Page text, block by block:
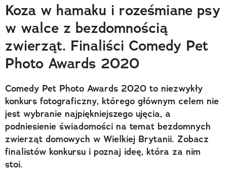
Trendbook Podróżniczy
Polecane
Koza w hamaku i roześmiane psy
w walce z bezdomnością
zwierząt. Finaliści Comedy Pet
Photo Awards 2020
Comedy Pet Photo Awards 2020 to niezwykły
konkurs fotograficzny, którego głównym celem nie
jest wybranie najpiękniejszego ujęcia, a
podniesienie świadomości na temat bezdomnych
zwierząt domowych w Wielkiej Brytanii. Zobacz
finalistów konkursu i poznaj ideę, która za nim
stoi.